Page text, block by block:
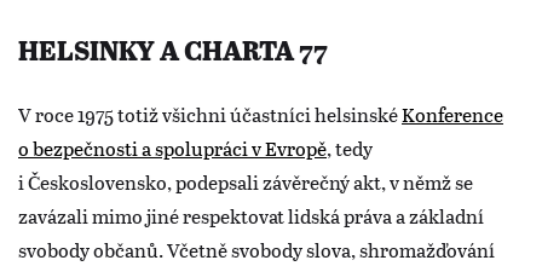
HELSINKY A CHARTA 77
V roce 1975 totiž všichni účastníci helsinskéKonference
o bezpečnosti a spolupráci v Evropě, tedy
i Československo, podepsali závěrečný akt, v němž se
zavázali mimo jiné respektovat lidská práva a základní
svobody občanů. Včetně svobody slova, shromažďování